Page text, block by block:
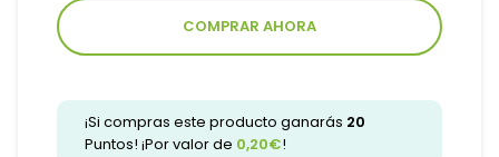
COMPRAR AHORA
¡Si compras este producto ganarás 20
Puntos! ¡Por valor de 0,20€!